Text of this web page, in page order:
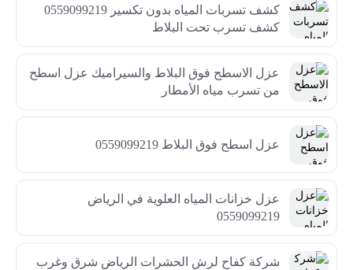
كشف تسربات المياه بدون تكسير 0559099219
كشف تسرب تحت البلاط
عزل الاسطح فوق البلاط والسيراميك عزل اسطح
من تسرب مياه الأمطار
عزل اسطح فوق البلاط 0559099219
عزل خزانات المياه العلوية في الرياض
0559099219
شركة كفاح لرش الحشرات الرياض شرق وغرب